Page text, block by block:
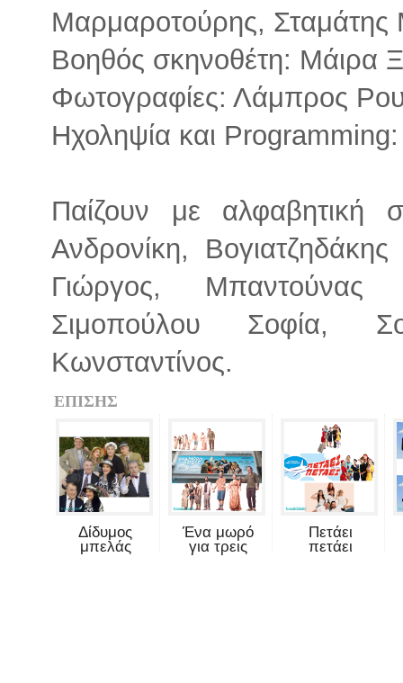
Μαρμαροτούρης, Σταμάτης
Βοηθός σκηνοθέτη: Μάιρα
Φωτογραφίες: Λάμπρος
Ηχοληψία και
Παίζουν με αλφαβητική
Ανδρονίκη,
Γιώργος, Μπαντούνας
Σιμοπούλου Σοφία,
Κωνσταντίνος.
ΕΠΙΣΗΣ
Δίδυμος
μπελάς
Ένα μωρό
για τρεις
Πετάει
πετάει